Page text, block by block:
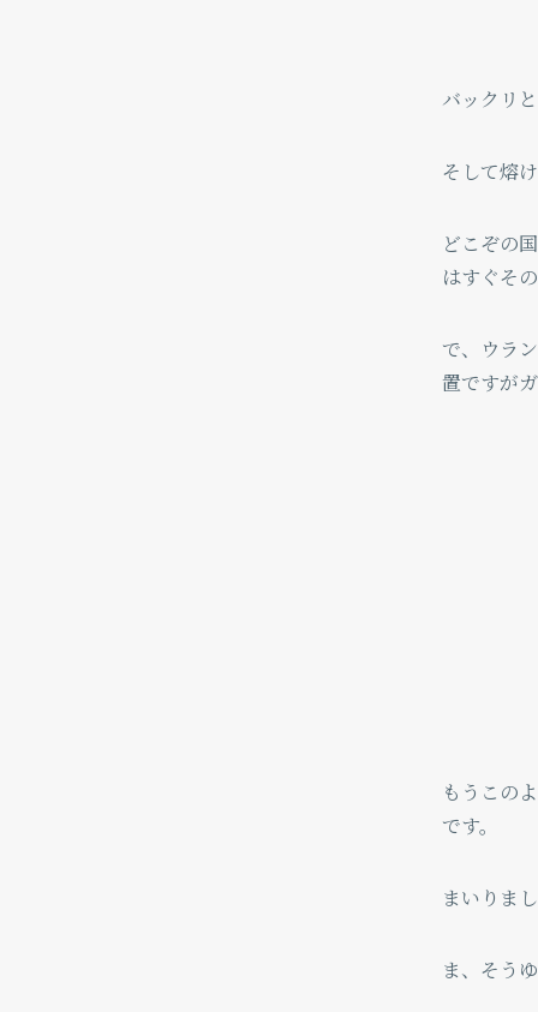
バックリ
そして熔
どこぞの
はすぐそ
で、ウラ
置ですが
もうこの
です。
まいりまし
ま、そう